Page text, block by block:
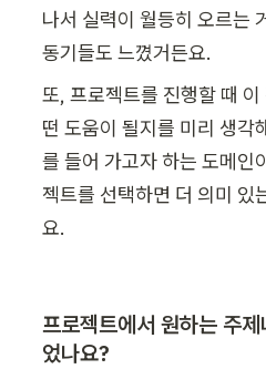
나서 실력이 월등히 오르는
또, 프로젝트를 진행할 때
떤 도움이 될지를 미리 생각
를 들어 가고자 하는 도메인
젝트를 선택하면 더 의미 있
요.
프로젝트에서 원하는 주
었나요?